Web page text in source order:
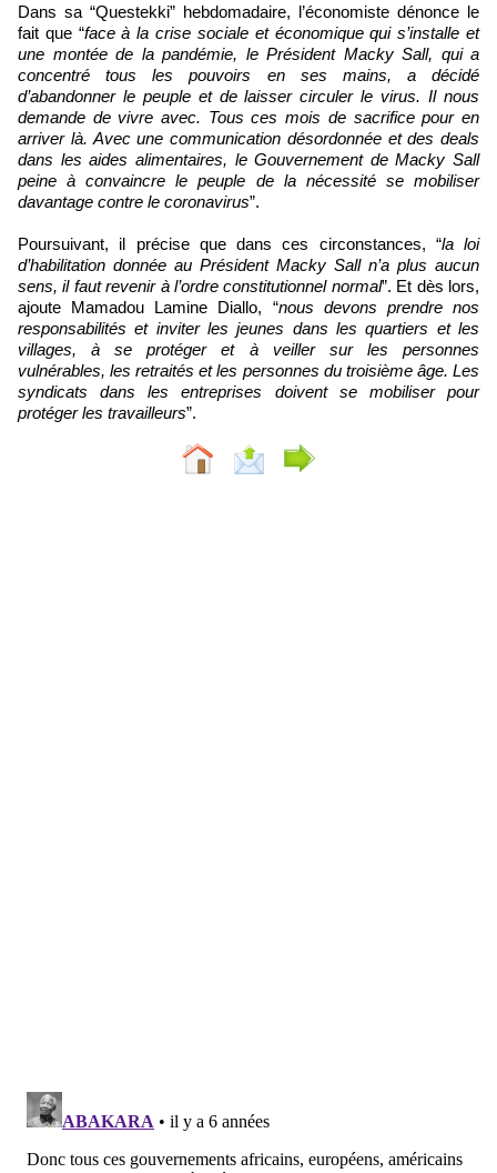
Dans sa “Questekki” hebdomadaire, l’économiste dénonce le
fait que “face à la crise sociale et économique qui s’installe et
une montée de la pandémie, le Président Macky Sall, qui a
concentré tous les pouvoirs en ses mains, a décidé
d’abandonner le peuple et de laisser circuler le virus. Il nous
demande de vivre avec. Tous ces mois de sacrifice pour en
arriver là. Avec une communication désordonnée et des deals
dans les aides alimentaires, le Gouvernement de Macky Sall
peine à convaincre le peuple de la nécessité se mobiliser
davantage contre le coronavirus”.
Poursuivant, il précise que dans ces circonstances, “la loi
d’habilitation donnée au Président Macky Sall n’a plus aucun
sens, il faut revenir à l’ordre constitutionnel normal”. Et dès lors,
ajoute Mamadou Lamine Diallo, “nous devons prendre nos
responsabilités et inviter les jeunes dans les quartiers et les
villages, à se protéger et à veiller sur les personnes
vulnérables, les retraités et les personnes du troisième âge. Les
syndicats dans les entreprises doivent se mobiliser pour
protéger les travailleurs”.